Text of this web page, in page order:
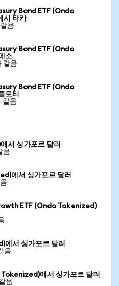
Bond ETF (Ondo
시 타카
음
Bond ETF (Ondo
소
같음
Bond ETF (Ondo
로티
같음
서 싱가포르 달러
음
에서 싱가포르 달러
ETF (Ondo Tokenized)
서 싱가포르 달러
음
에서 싱가포르 달러
음